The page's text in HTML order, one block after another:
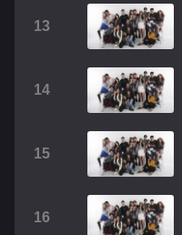
13
14
15
16